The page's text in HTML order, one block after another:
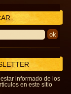
informado de los
en este sitio